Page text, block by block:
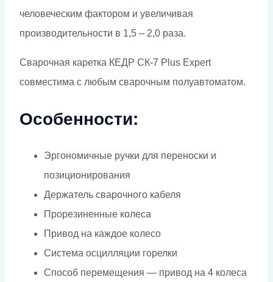
человеческим фактором и увеличивая
производительности в 1,5 – 2,0 раза.
Сварочная каретка КЕДР СК-7 Plus Expert
совместима с любым сварочным полуавтоматом.
Особенности:
Эргономичные ручки для переноски и
позиционирования
Держатель сварочного кабеля
Прорезиненные колеса
Привод на каждое колесо
Система осцилляции горелки
Способ перемещения — привод на 4 колеса